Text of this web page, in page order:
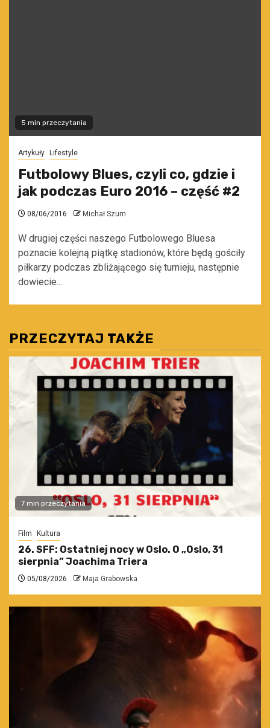
5 min przeczytania
Artykuły Lifestyle
Futbolowy Blues, czyli co, gdzie i
jak podczas Euro 2016 – część #2
08/06/2016 Michał Szum
W drugiej części naszego Futbolowego Bluesa
poznacie kolejną piątkę stadionów, które będą gościły
piłkarzy podczas zbliżającego się turnieju, następnie
dowiecie...
PRZECZYTAJ TAKŻE
7 min przeczytania
Film Kultura
26. SFF: Ostatniej nocy w Oslo. O „Oslo, 31
sierpnia” Joachima Triera
05/08/2026 Maja Grabowska